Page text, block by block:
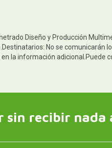
Diseño y Producción
No se comunicarán
la información adicional.Puede
sin recibir nada